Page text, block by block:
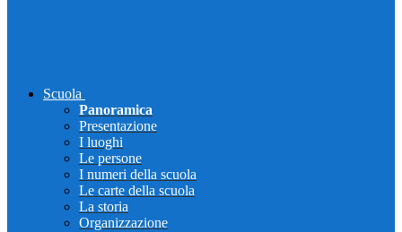
Scuola
Panoramica
Presentazione
I luoghi
Le persone
I numeri della scuola
Le carte della scuola
La storia
Organizzazione